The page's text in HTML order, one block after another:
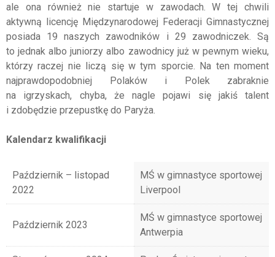
ale ona również nie startuje w zawodach. W tej chwili
aktywną licencję Międzynarodowej Federacji Gimnastycznej
posiada 19 naszych zawodników i 29 zawodniczek. Są
to jednak albo juniorzy albo zawodnicy już w pewnym wieku,
którzy raczej nie liczą się w tym sporcie. Na ten moment
najprawdopodobniej Polaków i Polek zabraknie
na igrzyskach, chyba, że nagle pojawi się jakiś talent
i zdobędzie przepustkę do Paryża.
Kalendarz kwalifikacji
Październik – listopad
2022
MŚ w gimnastyce sportowej
Liverpool
Październik 2023
MŚ w gimnastyce sportowej
Antwerpia